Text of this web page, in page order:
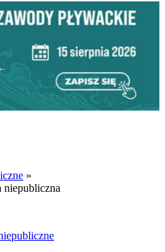
»
niepubliczna